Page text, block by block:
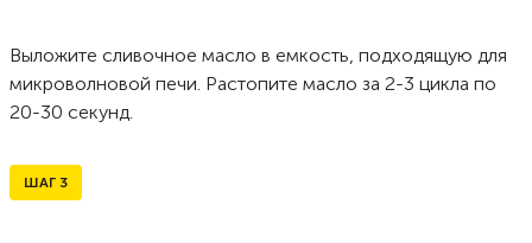
Выложите сливочное масло в емкость, подходящую для
микроволновой печи. Растопите масло за 2-3 цикла по
20-30 секунд.
ШАГ 3